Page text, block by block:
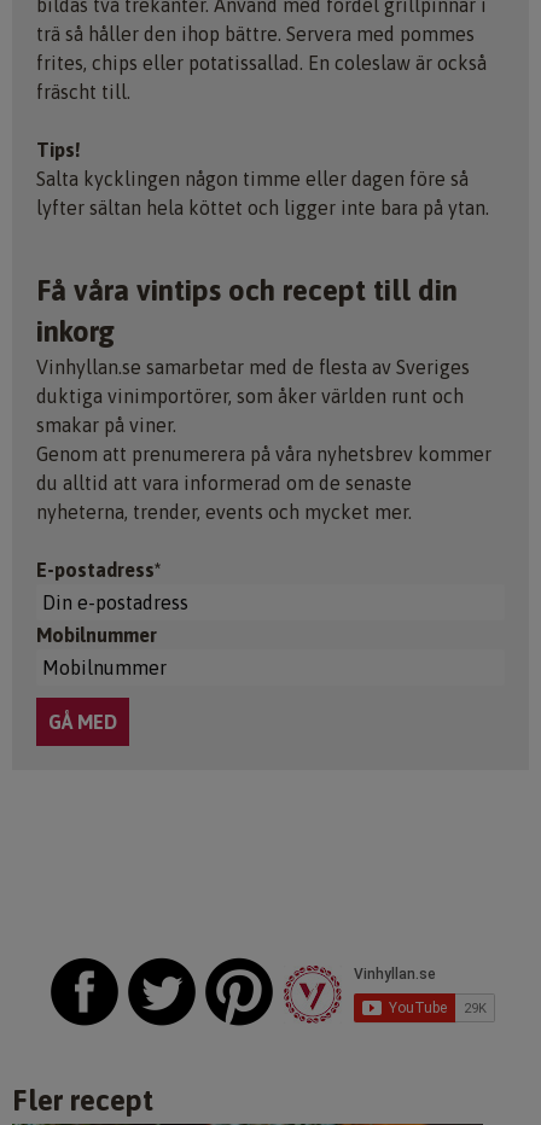
bildas två trekanter. Använd med fördel grillpinnar i
trä så håller den ihop bättre. Servera med pommes
frites, chips eller potatissallad. En coleslaw är också
fräscht till.
Tips!
Salta kycklingen någon timme eller dagen före så
lyfter sältan hela köttet och ligger inte bara på ytan.
Få våra vintips och recept till din
inkorg
Vinhyllan.se samarbetar med de flesta av Sveriges
duktiga vinimportörer, som åker världen runt och
smakar på viner.
Genom att prenumerera på våra nyhetsbrev kommer
du alltid att vara informerad om de senaste
nyheterna, trender, events och mycket mer.
E-postadress*
Mobilnummer
Fler recept